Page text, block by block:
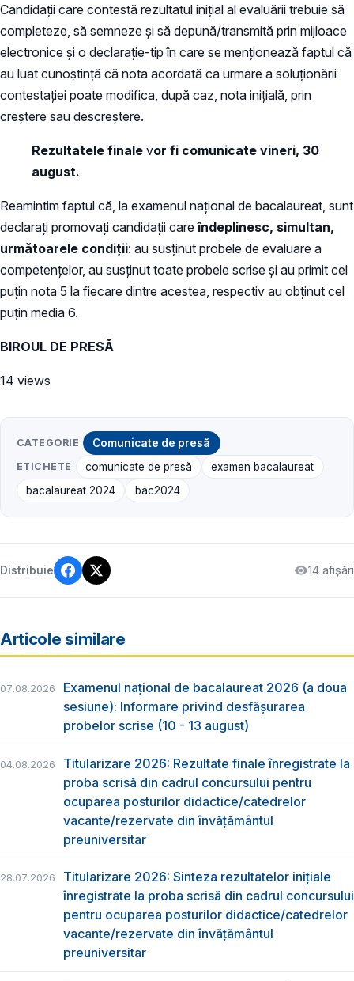
Candidații care contestă rezultatul inițial al evaluării trebuie să
completeze, să semneze și să depună/transmită prin mijloace
electronice și o declarație-tip în care se menționează faptul că
au luat cunoștință că nota acordată ca urmare a soluționării
contestației poate modifica, după caz, nota inițială, prin
creștere sau descreștere.
Rezultatele finale vor fi comunicate vineri, 30
august.
Reamintim faptul că, la examenul național de bacalaureat, sunt
declarați promovați candidații careîndeplinesc, simultan,
următoarele condiţii: au susţinut probele de evaluare a
competenţelor, au susţinut toate probele scrise și au primit cel
puțin nota 5 la fiecare dintre acestea, respectiv au obținut cel
puţin media 6.
BIROUL DE PRESĂ
14 views
CATEGORIE Comunicate de presă
ETICHETE comunicate de presă
examen bacalaureat
bacalaureat 2024
bac2024
Distribuie 14 afișări
Articole similare
07.08.2026
Examenul național de bacalaureat 2026 (a doua
sesiune): Informare privind desfășurarea
probelor scrise (10 - 13 august)
04.08.2026
Titularizare 2026: Rezultate finale înregistrate la
proba scrisă din cadrul concursului pentru
ocuparea posturilor didactice/catedrelor
vacante/rezervate din învăţământul
preuniversitar
28.07.2026
Titularizare 2026: Sinteza rezultatelor inițiale
înregistrate la proba scrisă din cadrul concursului
pentru ocuparea posturilor didactice/catedrelor
vacante/rezervate din învăţământul
preuniversitar